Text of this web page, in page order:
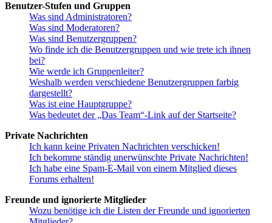
Benutzer-Stufen und Gruppen
Was sind Administratoren?
Was sind Moderatoren?
Was sind Benutzergruppen?
Wo finde ich die Benutzergruppen und wie trete ich ihnen
bei?
Wie werde ich Gruppenleiter?
Weshalb werden verschiedene Benutzergruppen farbig
dargestellt?
Was ist eine Hauptgruppe?
Was bedeutet der „Das Team“-Link auf der Startseite?
Private Nachrichten
Ich kann keine Privaten Nachrichten verschicken!
Ich bekomme ständig unerwünschte Private Nachrichten!
Ich habe eine Spam-E-Mail von einem Mitglied dieses
Forums erhalten!
Freunde und ignorierte Mitglieder
Wozu benötige ich die Listen der Freunde und ignorierten